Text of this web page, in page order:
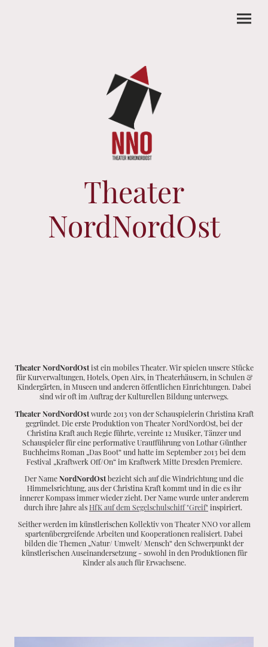
Theater
NordNordOst
Theater NordNordOstist ein mobiles Theater. Wir spielen unsere Stücke
für Kurverwaltungen, Hotels, Open Airs, in Theaterhäusern, in Schulen &
Kindergärten, in Museen und anderen öffentlichen Einrichtungen. Dabei
sind wir oft im Auftrag der Kulturellen Bildung unterwegs.
Theater NordNordOstwurde 2013 von der Schauspielerin Christina Kraft
gegründet. Die erste Produktion von Theater NordNordOst, bei der
Christina Kraft auch Regie führte, vereinte 12 Musiker, Tänzer und
Schauspieler für eine performative Uraufführung vonLothar Günther
Buchheims Roman„Das Boot“ und hatte im September 2013 bei dem
Festival „Kraftwerk Off/On“ im Kraftwerk Mitte Dresden Premiere.
Der NameNordNordOstbezieht sich auf die Windrichtung und die
Himmelsrichtung, aus der Christina Kraft kommt und in die es ihr
innerer Kompass immer wieder zieht. Der Name wurde unter anderem
durch ihre Jahre alsHfK auf dem Segelschulschiff "Greif" inspiriert.
Seither werden im künstlerischen Kollektiv von Theater NNO vor allem
spartenübergreifende Arbeiten und Kooperationen realisiert. Dabei
bilden die Themen „Natur/ Umwelt/ Mensch“ den Schwerpunkt der
künstlerischen Auseinandersetzung - sowohl in den Produktionen für
Kinder als auch für Erwachsene.